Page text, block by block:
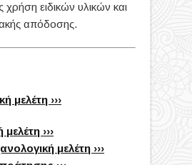
ειδικών υλικών και
απόδοσης.
μελέτη ›››
›››
μελέτη ›››